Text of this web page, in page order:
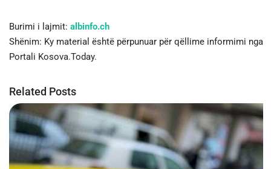
Burimi i lajmit: albinfo.ch
Shënim: Ky material është përpunuar për qëllime informimi nga
Portali Kosova.Today.
Related Posts